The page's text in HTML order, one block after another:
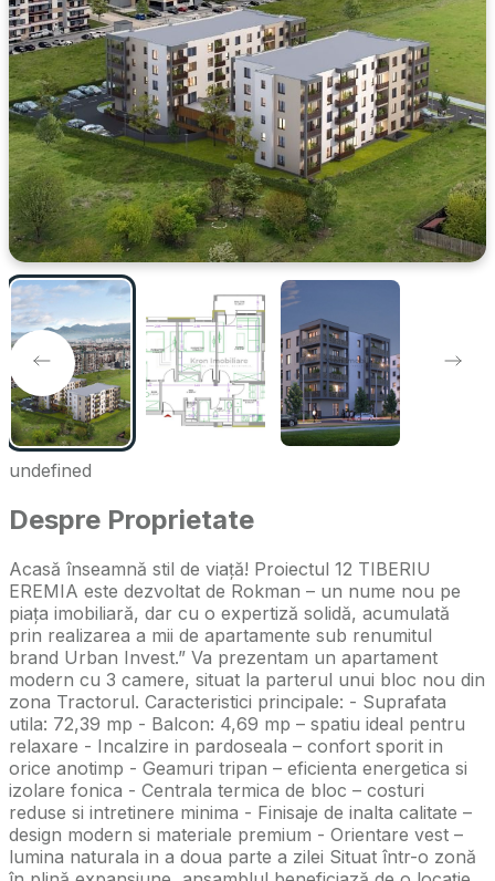
undefined
Despre Proprietate
Acasă înseamnă stil de viață! Proiectul 12 TIBERIU
EREMIA este dezvoltat de Rokman – un nume nou pe
piața imobiliară, dar cu o expertiză solidă, acumulată
prin realizarea a mii de apartamente sub renumitul
brand Urban Invest.” Va prezentam un apartament
modern cu 3 camere, situat la parterul unui bloc nou din
zona Tractorul. Caracteristici principale: - Suprafata
utila: 72,39 mp - Balcon: 4,69 mp – spatiu ideal pentru
relaxare - Incalzire in pardoseala – confort sporit in
orice anotimp - Geamuri tripan – eficienta energetica si
izolare fonica - Centrala termica de bloc – costuri
reduse si intretinere minima - Finisaje de inalta calitate –
design modern si materiale premium - Orientare vest –
lumina naturala in a doua parte a zilei Situat într-o zonă